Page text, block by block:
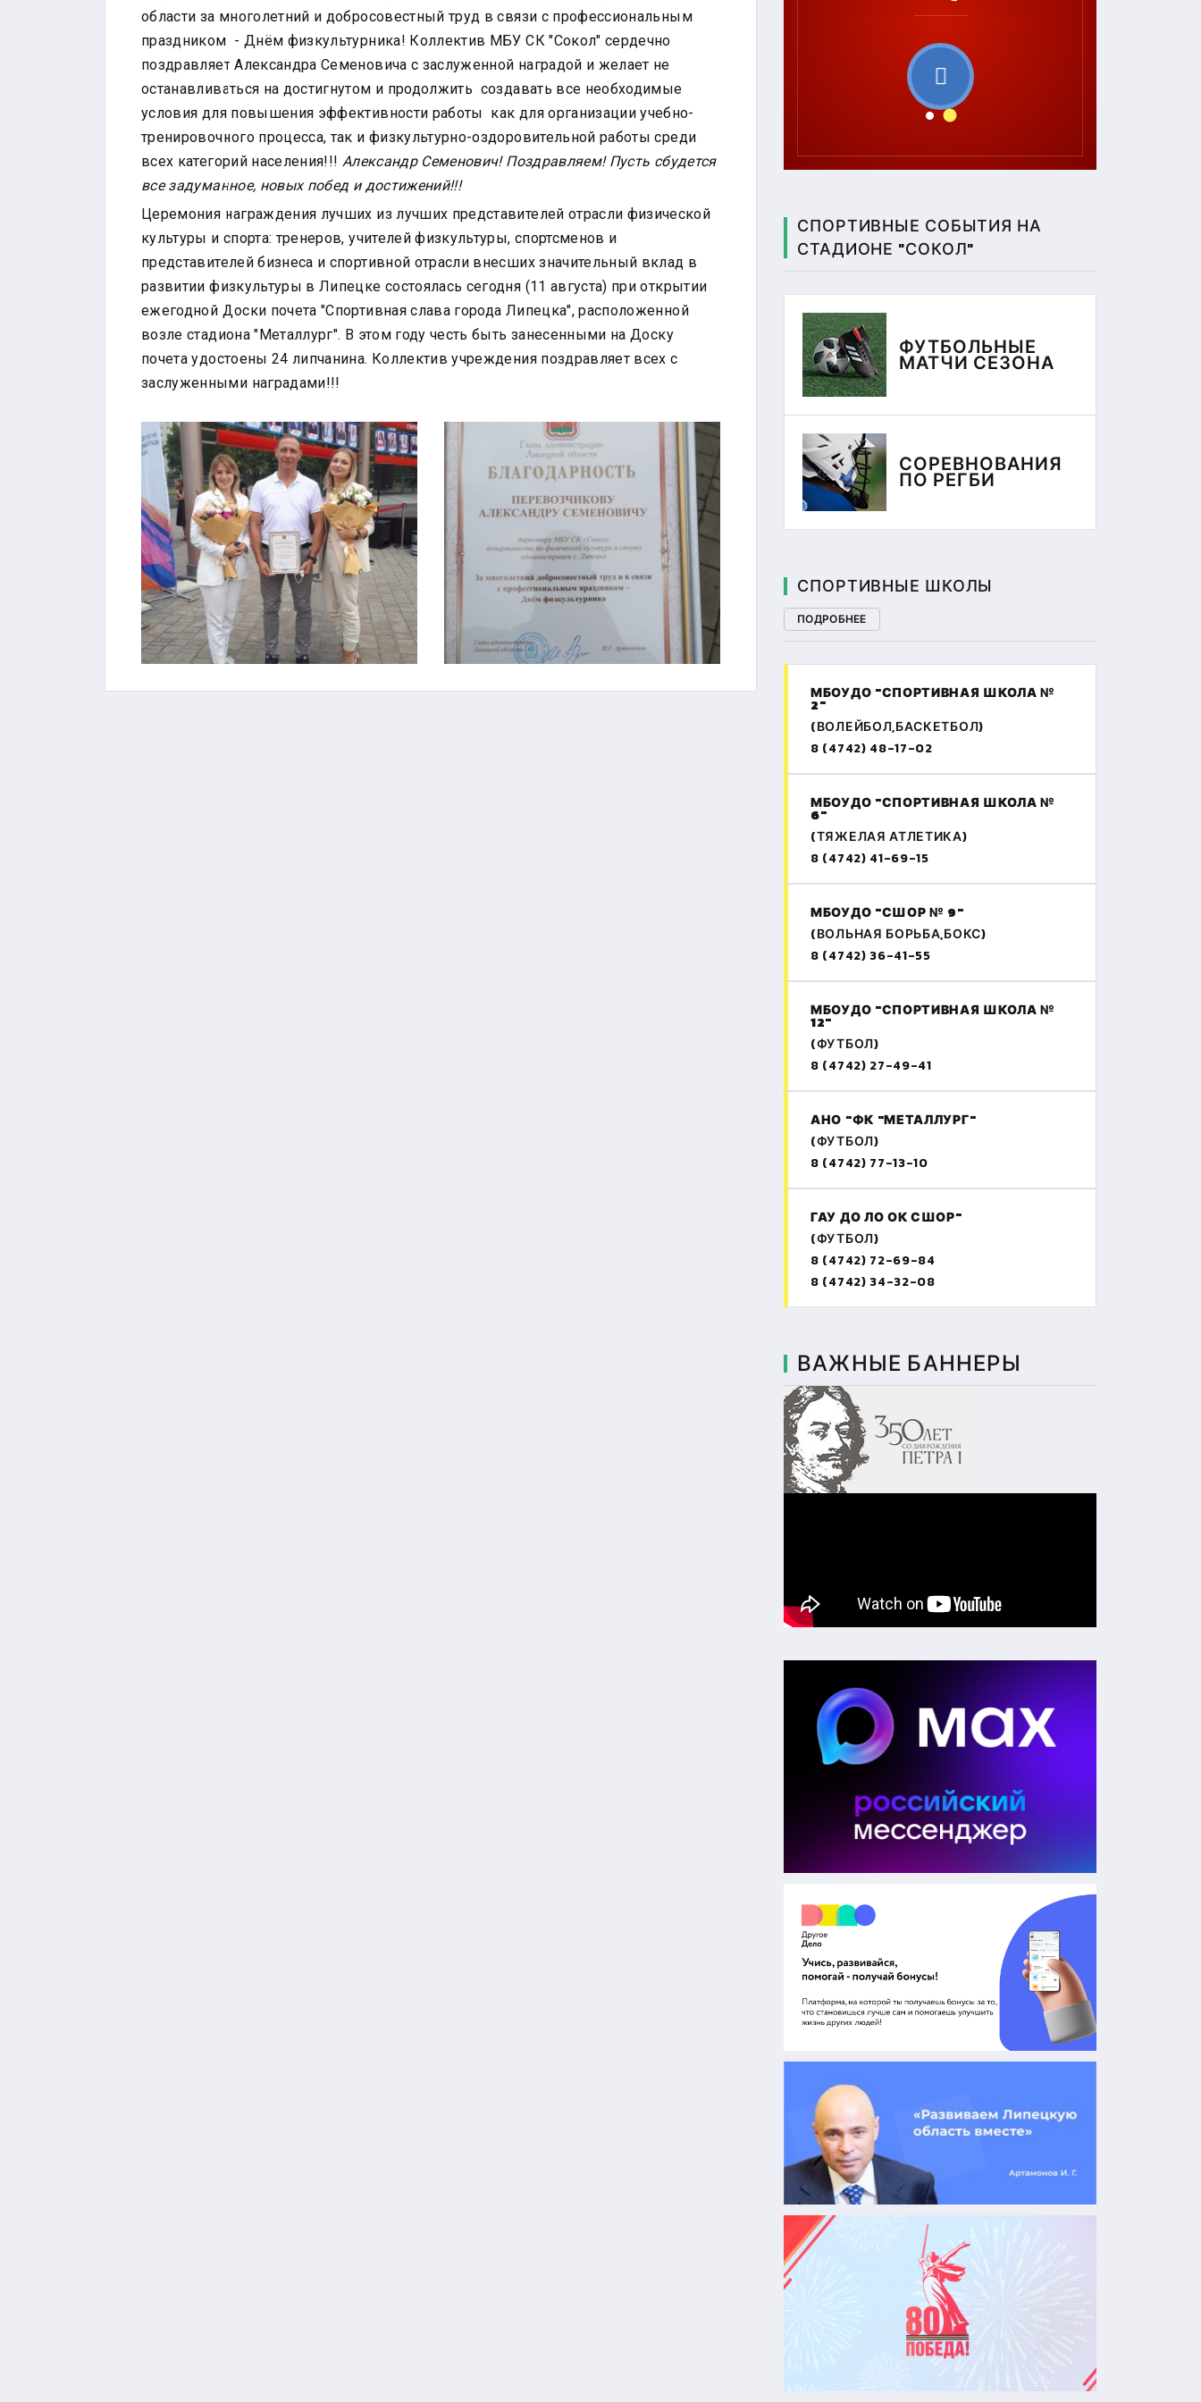
области за многолетний и добросовестный труд в связи с профессиональным
праздником - Днём физкультурника! Коллектив МБУ СК "Сокол" сердечно
поздравляет Александра Семеновича с заслуженной наградой и желает не
останавливаться на достигнутом и продолжить создавать все необходимые
условия для повышения эффективности работы как для организации учебно-
тренировочного процесса, так и физкультурно-оздоровительной работы среди
всех категорий населения!!! Александр Семенович! Поздравляем! Пусть сбудется
все задуманное, новых побед и достижений!!!
Церемония награждения лучших из лучших представителей отрасли физической
культуры и спорта: тренеров, учителей физкультуры, спортсменов и
представителей бизнеса и спортивной отрасли внесших значительный вклад в
развитии физкультуры в Липецке состоялась сегодня (11 августа) при открытии
ежегодной Доски почета "Спортивная слава города Липецка", расположенной
возле стадиона "Металлург". В этом году честь быть занесенными на Доску
почета удостоены 24 липчанина. Коллектив учреждения поздравляет всех с
заслуженными наградами!!!
ЦЕНТР
ТЕСТИРОВАНИЯ
МБУ СК
"СОКОЛ"
СПОРТИВНЫЕ СОБЫТИЯ НА
СТАДИОНЕ "СОКОЛ"
ФУТБОЛЬНЫЕ
МАТЧИ СЕЗОНА
СОРЕВНОВАНИЯ
ПО РЕГБИ
СПОРТИВНЫЕ ШКОЛЫ
ПОДРОБНЕЕ
МБОУДО "СПОРТИВНАЯ ШКОЛА №
2"
(ВОЛЕЙБОЛ,БАСКЕТБОЛ)
8 (4742) 48-17-02
МБОУДО "СПОРТИВНАЯ ШКОЛА №
6"
(ТЯЖЕЛАЯ АТЛЕТИКА)
8 (4742) 41-69-15
МБОУДО "СШОР № 9"
(ВОЛЬНАЯ БОРЬБА,БОКС)
8 (4742) 36-41-55
МБОУДО "СПОРТИВНАЯ ШКОЛА №
12"
(ФУТБОЛ)
8 (4742) 27-49-41
АНО "ФК "МЕТАЛЛУРГ"
(ФУТБОЛ)
8 (4742) 77-13-10
ГАУ ДО ЛО ОК СШОР"
(ФУТБОЛ)
8 (4742) 72-69-84
8 (4742) 34-32-08
ВАЖНЫЕ БАННЕРЫ